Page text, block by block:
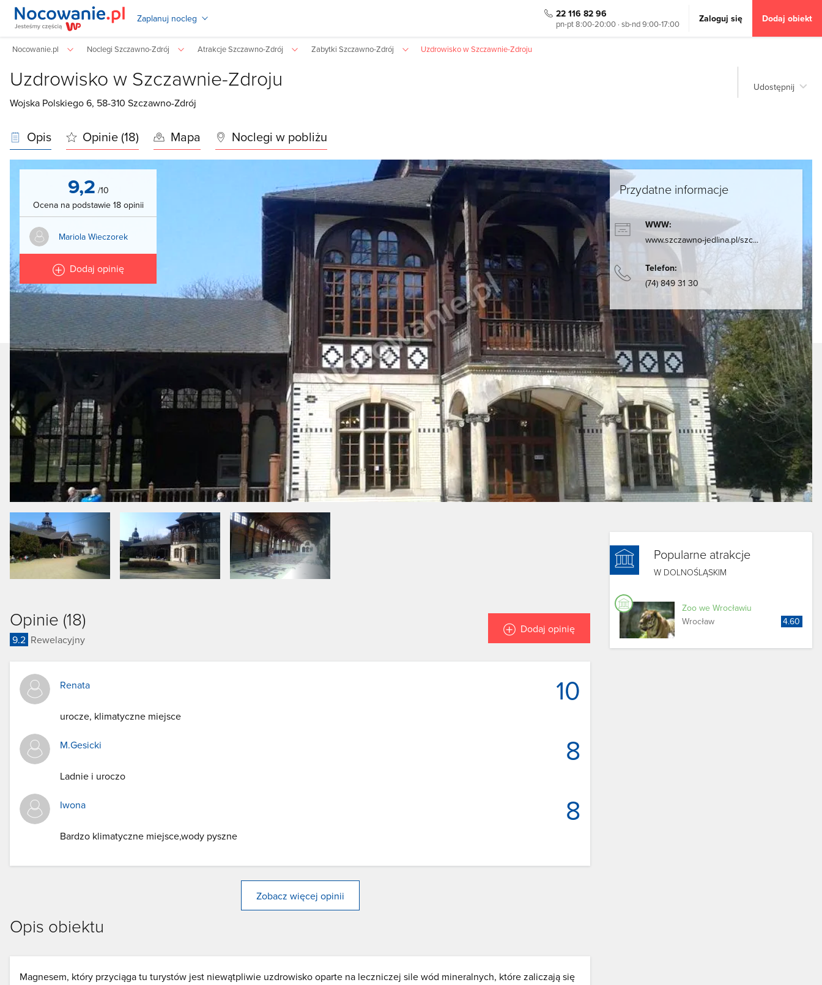
Zaplanuj nocleg 22 116 82 96
pn-pt 8:00-20:00 · sb-nd 9:00-17:00 Zaloguj się Dodaj obiekt
Nocowanie.pl Noclegi Szczawno-Zdrój Atrakcje Szczawno-Zdrój Zabytki Szczawno-Zdrój Uzdrowisko w Szczawnie-Zdroju
Uzdrowisko w Szczawnie-Zdroju
Wojska Polskiego 6, 58-310 Szczawno-Zdrój
Udostępnij
Opis Opinie (18) Mapa Noclegi w pobliżu
9,2 /10
Ocena na podstawie 18 opinii
Mariola Wieczorek
Dodaj opinię
Przydatne informacje
WWW:
www.szczawno-jedlina.pl/szc...
Telefon:
(74) 849 31 30
Opinie (18)
9.2 Rewelacyjny
Dodaj opinię
10
Renata
urocze, klimatyczne miejsce
8
M.Gesicki
Ladnie i uroczo
8
Iwona
Bardzo klimatyczne miejsce,wody pyszne
Zobacz więcej opinii
Opis obiektu
Magnesem, który przyciąga tu turystów jest niewątpliwie uzdrowisko oparte na leczniczej sile wód mineralnych, które zaliczają się
Popularne atrakcje
W DOLNOŚLĄSKIM
Zoo we Wrocławiu
Wrocław
4.60